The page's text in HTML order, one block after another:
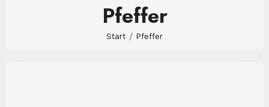
Pfeffer
Start Pfeffer